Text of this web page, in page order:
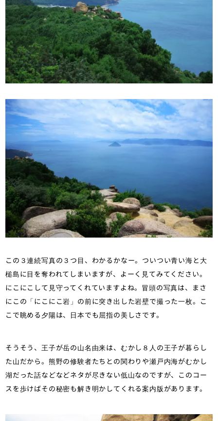
この３連続写真の３つ目、わかるかなー。ついつい青い海と大
槌島に目を奪われてしまいますが、よーく見てみてください。
にこにこして見守ってくれていますよね。冒頭の写真は、まさ
にこの「にこにこ岩」の前に突き出した岩壁で撮った一枚。こ
こで眺める夕陽は、日本でも屈指の美しさです。
そうそう、王子が岳の山名由来は、むかし８人の王子が暮らし
た山だから。熊野の修験者たちとの関わりや瀬戸内海がむかし
湖だった話などなどネタが尽きない低山なのですが、このコー
スを歩けばその秘密も解き明かしてくれる案内版があります。